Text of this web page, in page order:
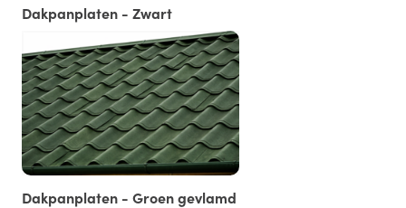
Dakpanplaten - Zwart
Dakpanplaten - Groen gevlamd